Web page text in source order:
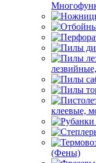
клеевые,
(Фены)